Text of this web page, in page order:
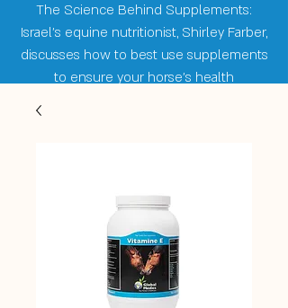
The Science Behind Supplements:
Israel's equine nutritionist, Shirley Farber,
discusses how to best use supplements
to ensure your horse's health